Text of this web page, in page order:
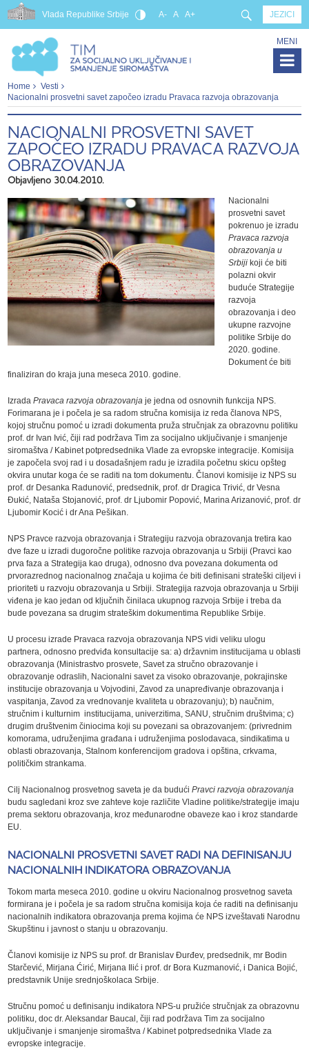
Vlada Republike Srbije JEZICI
A- A A+
MENI
Home
Vesti
Nacionalni prosvetni savet započeo izradu Pravaca razvoja obrazovanja
NACIONALNI PROSVETNI SAVET
ZAPOČEO IZRADU PRAVACA RAZVOJA
OBRAZOVANJA
Objavljeno 30.04.2010.
Nacionalni
prosvetni savet
pokrenuo je izradu
Pravaca razvoja
obrazovanja u
Srbiji koji će biti
polazni okvir
buduće Strategije
razvoja
obrazovanja i deo
ukupne razvojne
politike Srbije do
2020. godine.
Dokument će biti
finaliziran do kraja juna meseca 2010. godine.
IzradaPravaca razvoja obrazovanjaje jedna od osnovnih funkcija NPS.
Forimarana je i počela je sa radom stručna komisija iz reda članova NPS,
kojoj stručnu pomoć u izradi dokumenta pruža stručnjak za obrazovnu politiku
prof. dr Ivan Ivić, čiji rad podržava Tim za socijalno uključivanje i smanjenje
siromaštva / Kabinet potpredsednika Vlade za evropske integracije. Komisija
je započela svoj rad i u dosadašnjem radu je izradila početnu skicu opšteg
okvira unutar koga će se raditi na tom dokumentu. Članovi komisije iz NPS su
prof. dr Desanka Radunović, predsednik, prof. dr Dragica Trivić, dr Vesna
Đukić, Nataša Stojanović, prof. dr Ljubomir Popović, Marina Arizanović, prof. dr
Ljubomir Kocić i dr Ana Pešikan.
NPS Pravce razvoja obrazovanja i Strategiju razvoja obrazovanja tretira kao
dve faze u izradi dugoročne politike razvoja obrazovanja u Srbiji (Pravci kao
prva faza a Strategija kao druga), odnosno dva povezana dokumenta od
prvorazrednog nacionalnog značaja u kojima će biti definisani strateški ciljevi i
prioriteti u razvoju obrazovanja u Srbiji. Strategija razvoja obrazovanja u Srbiji
viđena je kao jedan od ključnih činilaca ukupnog razvoja Srbije i treba da
bude povezana sa drugim strateškim dokumentima Republike Srbije.
U procesu izrade Pravaca razvoja obrazovanja NPS vidi veliku ulogu
partnera, odnosno predviđa konsultacije sa: a) državnim institucijama u oblasti
obrazovanja (Ministrastvo prosvete, Savet za stručno obrazovanje i
obrazovanje odraslih, Nacionalni savet za visoko obrazovanje, pokrajinske
institucije obrazovanja u Vojvodini, Zavod za unapređivanje obrazovanja i
vaspitanja, Zavod za vrednovanje kvaliteta u obrazovanju); b) naučnim,
stručnim i kulturnim institucijama, univerzitima, SANU, stručnim društvima; c)
drugim društvenim činiocima koji su povezani sa obrazovanjem: (privrednim
komorama, udruženjima građana i udruženjima poslodavaca, sindikatima u
oblasti obrazovanja, Stalnom konferencijom gradova i opština, crkvama,
političkim strankama.
Cilj Nacionalnog prosvetnog saveta je da budućiPravci razvoja obrazovanja
budu sagledani kroz sve zahteve koje različite Vladine politike/strategije imaju
prema sektoru obrazovanja, kroz međunarodne obaveze kao i kroz standarde
EU.
NACIONALNI PROSVETNI SAVET RADI NA DEFINISANJU
NACIONALNIH INDIKATORA OBRAZOVANJA
Tokom marta meseca 2010. godine u okviru Nacionalnog prosvetnog saveta
formirana je i počela je sa radom stručna komisija koja će raditi na definisanju
nacionalnih indikatora obrazovanja prema kojima će NPS izveštavati Narodnu
Skupštinu i javnost o stanju u obrazovanju.
Članovi komisije iz NPS su prof. dr Branislav Đurđev, predsednik, mr Bodin
Starčević, Mirjana Ćirić, Mirjana Ilić i prof. dr Bora Kuzmanović, i Danica Bojić,
predstavnik Unije srednjoškolaca Srbije.
Stručnu pomoć u definisanju indikatora NPS-u pružiće stručnjak za obrazovnu
politiku, doc dr. Aleksandar Baucal, čiji rad podržava Tim za socijalno
uključivanje i smanjenje siromaštva / Kabinet potpredsednika Vlade za
evropske integracije.